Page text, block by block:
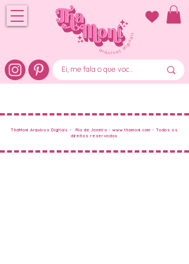
ThaMoní Arquivos Digitais - Rio de Janeiro -www.thamoni.com - Todos os
direitos reservados